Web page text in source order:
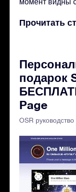
Прочитать
подарок
Page
OSR руководство